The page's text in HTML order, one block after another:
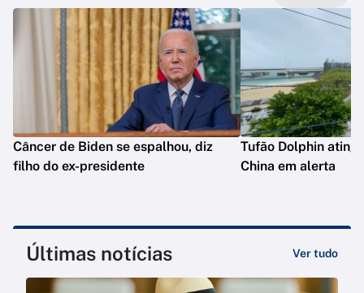
Câncer de Biden se espalhou, diz
filho do ex-presidente
Tufão Dolphin
China em alerta
Últimas notícias Ver tudo